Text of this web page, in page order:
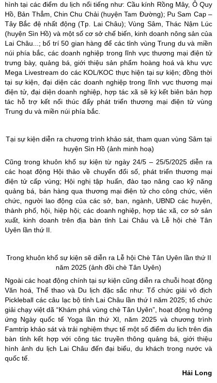
hình tại các điểm du lịch nổi tiếng như: Cầu kính Rồng Mây, Ô Quy
Hồ, Bản Thẳm, Chin Chu Chải (huyện Tam Đường); Pu Sam Cap –
Tây Bắc đệ nhất động (Tp. Lai Châu); Vùng Sâm, Thác Nậm Lúc
(huyện Sìn Hồ) và một số cơ sở chế biến, kinh doanh nông sản của
Lai Châu...; bố trí 50 gian hàng để các tỉnh vùng Trung du và miền
núi phía bắc, các doanh nghiệp trong lĩnh vực thương mại điện tử
trưng bày, quảng bá, giới thiệu sản phẩm hoàng hoá và khu vực
Mega Livestream do các KOL/KOC thực hiện tại sự kiện; đồng thời
tại sự kiện, đại diện các doanh nghiệp trong lĩnh vực thương mại
điện tử, đại diện doanh nghiệp, hợp tác xã sẽ ký kết biên bản hợp
tác hỗ trợ kết nối thúc đẩy phát triển thương mại điện tử vùng
Trung du và miền núi phía bắc.
Tại sự kiện diễn ra chương trình khảo sát, tham quan vùng Sâm tại
huyện Sìn Hồ (ảnh minh hoạ)
Cũng trong khuôn khổ sự kiện từ ngày 24/5 – 25/5/2025 diễn ra
các hoạt động Hội thảo về chuyển đổi số, phát triển thương mại
điện tử cấp vùng; Hội nghị tập huấn, đào tạo nâng cao kỹ năng
quảng bá, bán hàng qua thương mại điện tử cho công chức, viên
chức, người lao động của các sở, ban, ngành, UBND các huyện,
thành phố, hội, hiệp hội; các doanh nghiệp, hợp tác xã, cơ sở sản
xuất, kinh doanh trên địa bàn tỉnh Lai Châu và Lễ hội chè Tân
Uyên lần thứ II.
Trong khuôn khổ sự kiện sẽ diễn ra Lễ hội Chè Tân Uyên lần thứ II
năm 2025 (ảnh đồi chè Tân Uyên)
Ngoài các hoạt động chính tại sự kiện cũng diễn ra chuỗi hoạt động
Văn hoá, Thể thao và Du lịch đặc sắc như: Tổ chức giải vô địch
Pickleball các câu lạc bộ tỉnh Lai Châu lần thứ I năm 2025; tổ chức
giải chạy việt dã “Khám phá vùng chè Tân Uyên”, hoạt động hưởng
ứng Ngày quốc tế Yoga lần thứ XI, năm 2025 và chương trình
Famtrip khảo sát và trải nghiệm thực tế một số điểm du lịch trên địa
bàn tỉnh kết hợp với công tác truyền thông quảng bá, giới thiệu
hình ảnh du lịch Lai Châu đến đại biểu, du khách trong nước và
quốc tế.
Hải Long